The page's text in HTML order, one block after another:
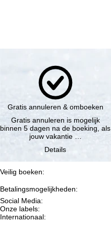
Gratis annuleren & omboeken
Gratis annuleren is mogelijk
binnen 5 dagen na de boeking, als
jouw vakantie …
Details
Veilig boeken:
Betalingsmogelijkheden:
Social Media:
Onze labels:
Internationaal: